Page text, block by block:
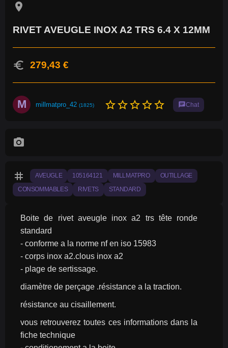
location_on
RIVET AVEUGLE INOX A2 TRS 6.4 X 12MM
euro 279,43 €
M millmatpro_42 (1825) star_borderstar_borderstar_borderstar_borderstar_border chatChat
photo_camera
tag AVEUGLE 105164121 MILLMATPRO OUTILLAGE
CONSOMMABLES RIVETS STANDARD
Boite de rivet aveugle inox a2 trs tête ronde
standard
- conforme a la norme nf en iso 15983
- corps inox a2.clous inox a2
- plage de sertissage.
diamètre de perçage .résistance a la traction.
résistance au cisaillement.
vous retrouverez toutes ces informations dans la
fiche technique